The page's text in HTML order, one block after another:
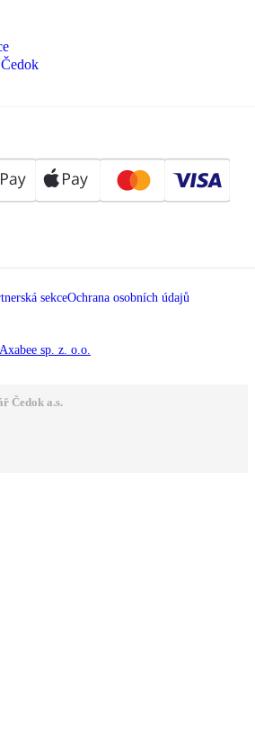
sekceOchrana osobních údajů
Axabee sp. z. o.o.
Čedok a.s.